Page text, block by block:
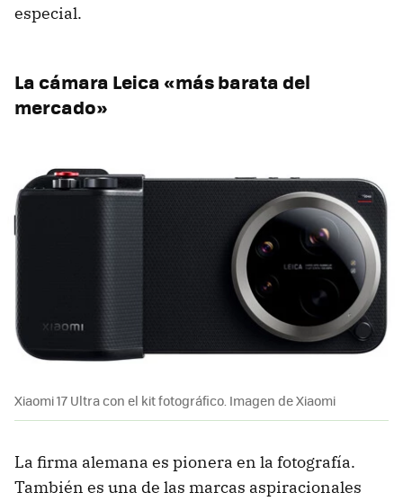
especial.
La cámara Leica «más barata del
mercado»
Xiaomi 17 Ultra con el kit fotográfico. Imagen de Xiaomi
La firma alemana es pionera en la fotografía.
También es una de las marcas aspiracionales